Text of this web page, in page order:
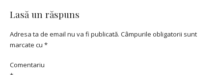
Lasă un răspuns
Adresa ta de email nu va fi publicată. Câmpurile obligatorii sunt
marcate cu *
Comentariu